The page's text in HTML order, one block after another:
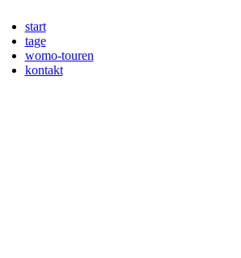
start
tage
womo-touren
kontakt